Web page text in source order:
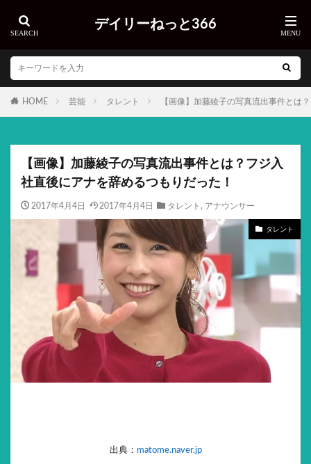
デイリーねっと366
HOME 芸能 タレント 【画像】加藤綾子の写真流出事件とは
【画像】加藤綾子の写真流出事件とは？フジ入
社直後にアナを辞めるつもりだった！
2017年4月4日 2017年4月4日 タレント , アナウンサー
タレント
出典： matome.naver.jp